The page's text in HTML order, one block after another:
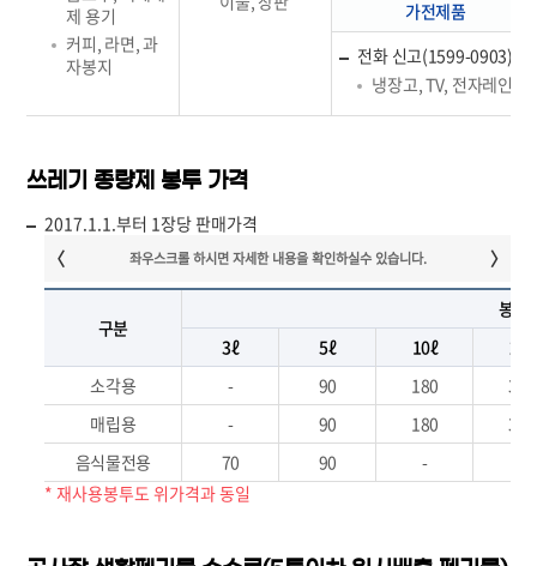
제 용기
커피, 라면, 과
자봉지
가전제품
전화 신고(1599-0903)
냉장고, TV, 전자레인지
쓰레기 종량제 봉투 가격
2017.1.1.부터 1장당 판매가격
구분
봉투
3ℓ
5ℓ 10ℓ
20ℓ
소각용
- 90 180
360
매립용
- 90 180
360
음식물전용
70 90 -
* 재사용봉투도 위가격과 동일